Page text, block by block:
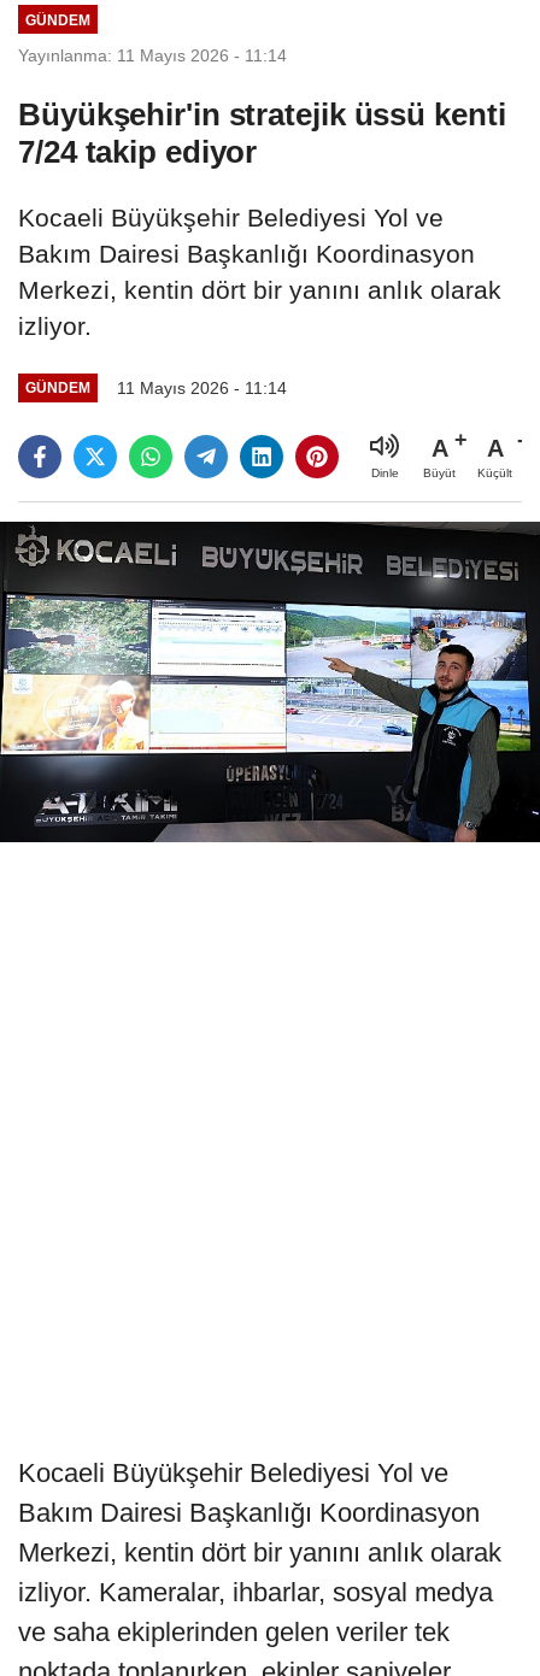
GÜNDEM
Yayınlanma: 11 Mayıs 2026 - 11:14
Büyükşehir'in stratejik üssü kenti
7/24 takip ediyor
Kocaeli Büyükşehir Belediyesi Yol ve
Bakım Dairesi Başkanlığı Koordinasyon
Merkezi, kentin dört bir yanını anlık olarak
izliyor.
GÜNDEM 11 Mayıs 2026 - 11:14
Dinle
A
Büyüt
A
Küçült
Kocaeli Büyükşehir Belediyesi Yol ve
Bakım Dairesi Başkanlığı Koordinasyon
Merkezi, kentin dört bir yanını anlık olarak
izliyor. Kameralar, ihbarlar, sosyal medya
ve saha ekiplerinden gelen veriler tek